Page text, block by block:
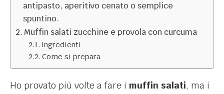
antipasto, aperitivo cenato o semplice
spuntino.
Muffin salati zucchine e provola con curcuma
Ingredienti
Come si prepara
Ho provato più volte a fare i muffin salati, ma i